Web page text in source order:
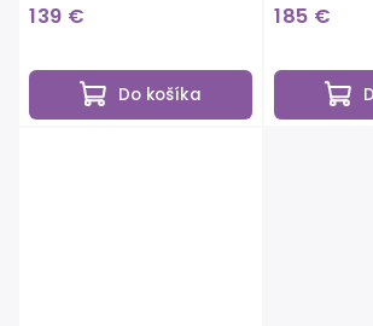
139 €
Do košíka
185 €